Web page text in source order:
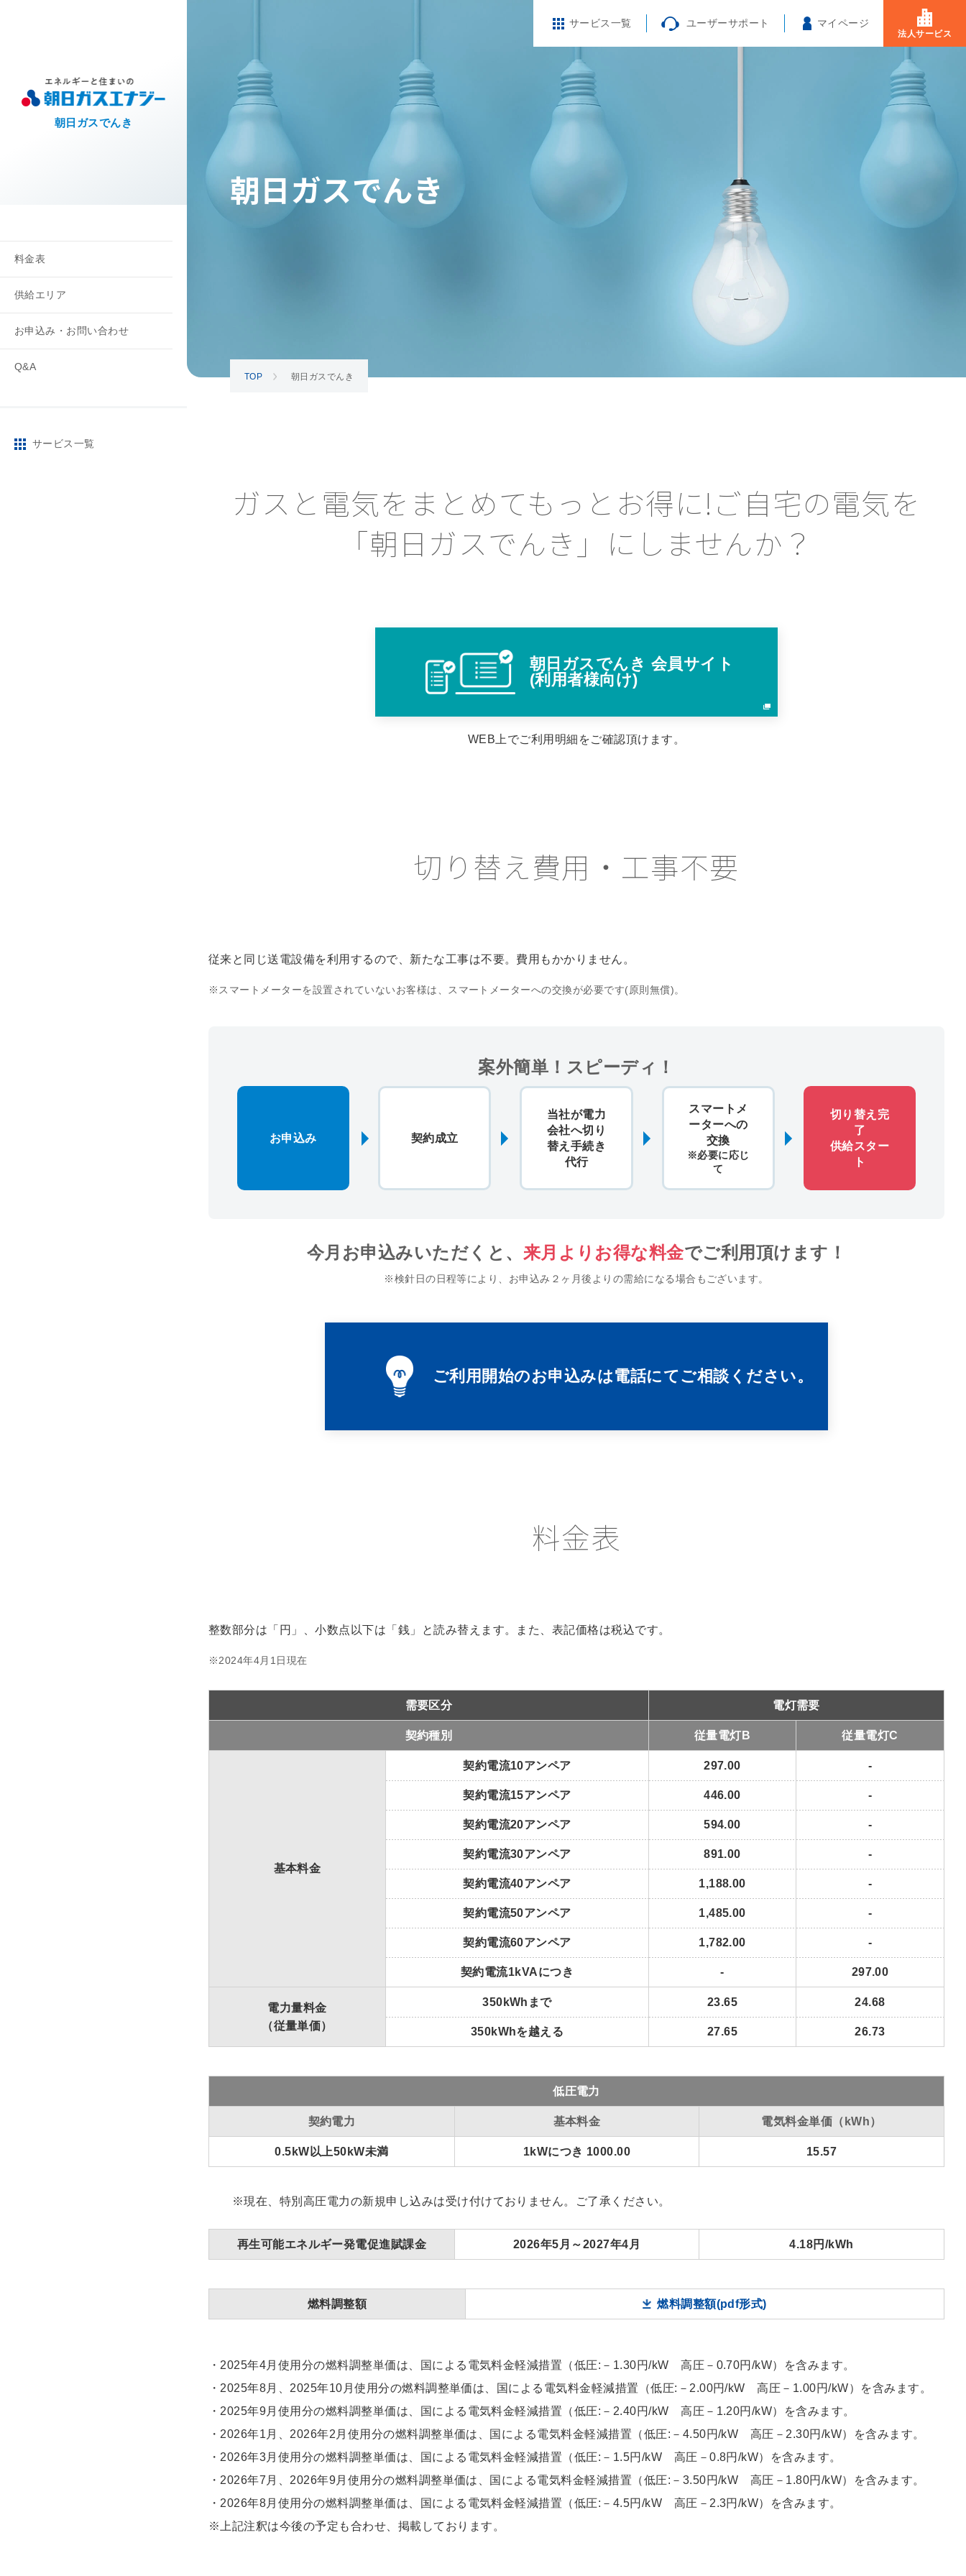
朝日ガスでんき
料金表
供給エリア
お申込み・お問い合わせ
Q&A
サービス一覧
エネルギー 主な取扱商品 電気
サービス一覧 ユーザーサポート マイページ
法人サービス
朝日ガスでんき
TOP 朝日ガスでんき
ガスと電気をまとめてもっとお得に!ご自宅の電気を
「朝日ガスでんき」にしませんか？
朝日ガスでんき 会員サイト
(利用者様向け)
WEB上でご利用明細をご確認頂けます。
切り替え費用・工事不要
従来と同じ送電設備を利用するので、新たな工事は不要。費用もかかりません。
※スマートメーターを設置されていないお客様は、スマートメーターへの交換が必要です(原則無償)。
案外簡単！スピーディ！
お申込み 契約成立
当社が電力
会社へ切り
替え手続き
代行
スマートメ
ーターへの
交換
※必要に応じ
て
切り替え完
了
供給スター
ト
今月お申込みいただくと、 来月よりお得な料金でご利用頂けます！
※検針日の日程等により、お申込み２ヶ月後よりの需給になる場合もございます。
ご利用開始のお申込みは電話にてご相談ください。
料金表
整数部分は「円」、小数点以下は「銭」と読み替えます。また、表記価格は税込です。
※2024年4月1日現在
需要区分 電灯需要
契約種別 従量電灯B 従量電灯C
基本料金
契約電流10アンペア 297.00 -
契約電流15アンペア 446.00 -
契約電流20アンペア 594.00 -
契約電流30アンペア 891.00 -
契約電流40アンペア 1,188.00 -
契約電流50アンペア 1,485.00 -
契約電流60アンペア 1,782.00 -
契約電流1kVAにつき - 297.00
電力量料金
（従量単価）
350kWhまで 23.65 24.68
350kWhを越える 27.65 26.73
低圧電力
契約電力 基本料金 電気料金単価（kWh）
0.5kW以上50kW未満 1kWにつき 1000.00 15.57
※現在、特別高圧電力の新規申し込みは受け付けておりません。ご了承ください。
再生可能エネルギー発電促進賦課金 2026年5月～2027年4月 4.18円/kWh
燃料調整額 燃料調整額(pdf形式)
・2025年4月使用分の燃料調整単価は、国による電気料金軽減措置（低圧:－1.30円/kW 高圧－0.70円/kW）を含みます。
・2025年8月、2025年10月使用分の燃料調整単価は、国による電気料金軽減措置（低圧:－2.00円/kW 高圧－1.00円/kW）を含みます。
・2025年9月使用分の燃料調整単価は、国による電気料金軽減措置（低圧:－2.40円/kW 高圧－1.20円/kW）を含みます。
・2026年1月、2026年2月使用分の燃料調整単価は、国による電気料金軽減措置（低圧:－4.50円/kW 高圧－2.30円/kW）を含みます。
・2026年3月使用分の燃料調整単価は、国による電気料金軽減措置（低圧:－1.5円/kW 高圧－0.8円/kW）を含みます。
・2026年7月、2026年9月使用分の燃料調整単価は、国による電気料金軽減措置（低圧:－3.50円/kW 高圧－1.80円/kW）を含みます。
・2026年8月使用分の燃料調整単価は、国による電気料金軽減措置（低圧:－4.5円/kW 高圧－2.3円/kW）を含みます。
※上記注釈は今後の予定も合わせ、掲載しております。